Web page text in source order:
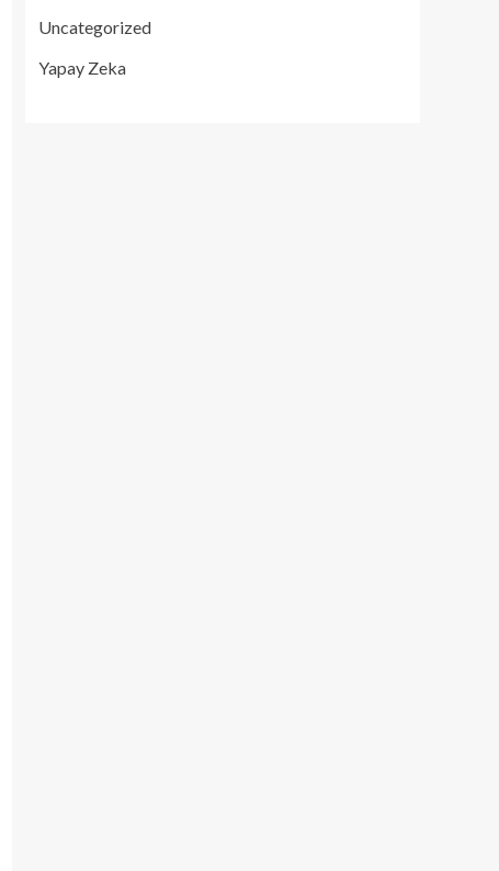
Uncategorized
Yapay Zeka